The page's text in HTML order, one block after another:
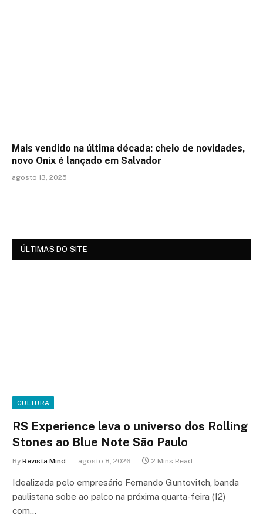
Mais vendido na última década: cheio de novidades,
novo Onix é lançado em Salvador
agosto 13, 2025
ÚLTIMAS DO SITE
CULTURA
RS Experience leva o universo dos Rolling
Stones ao Blue Note São Paulo
By Revista Mind agosto 8, 2026 2 Mins Read
Idealizada pelo empresário Fernando Guntovitch, banda
paulistana sobe ao palco na próxima quarta-feira (12)
com…